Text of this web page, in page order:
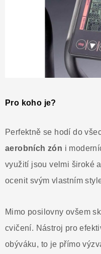
Pro koho je?
Perfektně se hodí do
aerobních zón i
využití jsou velmi široké
ocenit svým vlastním
Mimo posilovny ovšem
cvičení. Nástroj pro
obýváku, to je přímo